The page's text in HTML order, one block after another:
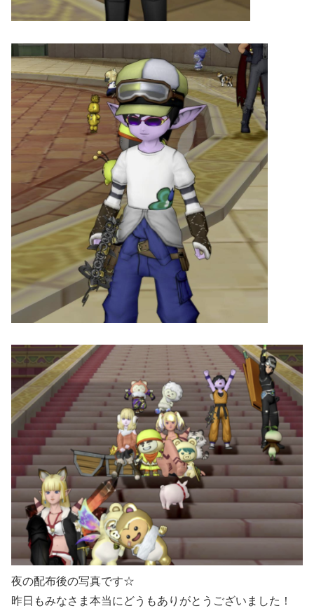
夜の配布後の写真です☆
昨日もみなさま本当にどうもありがとうございました！